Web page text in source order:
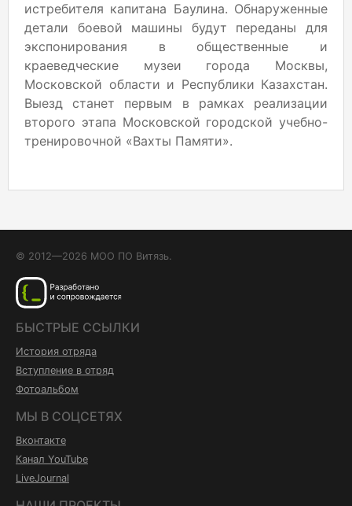
истребителя капитана Баулина. Обнаруженные
детали боевой машины будут переданы для
экспонирования в общественные и
краеведческие музеи города Москвы,
Московской области и Республики Казахстан.
Выезд станет первым в рамках реализации
второго этапа Московской городской учебно-
тренировочной «Вахты Памяти».
© 2012—2026 МОО ПО Витязь.
БЫСТРЫЕ ССЫЛКИ
История отряда
Вступление в отряд
Фотоальбом
МЫ В СОЦСЕТЯХ
Вконтакте
Канал YouTube
LiveJournal